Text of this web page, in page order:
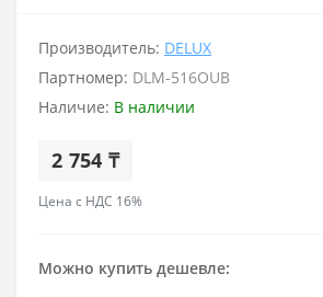
Производитель: DELUX
Партномер: DLM-516OUB
Наличие: В наличии
2 754 ₸
Цена с НДС 16%
Можно купить дешевле: